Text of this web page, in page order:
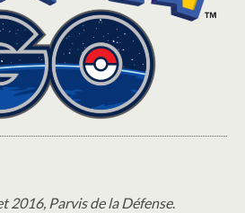
2016, Parvis de la Défense.